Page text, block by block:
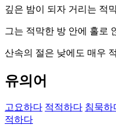
깊은 밤이 되자 거리는 적
그는 적막한 방 안에 홀로
산속의 절은 낮에도 매우
유의어
고요하다 적적하다 침묵하
적하다